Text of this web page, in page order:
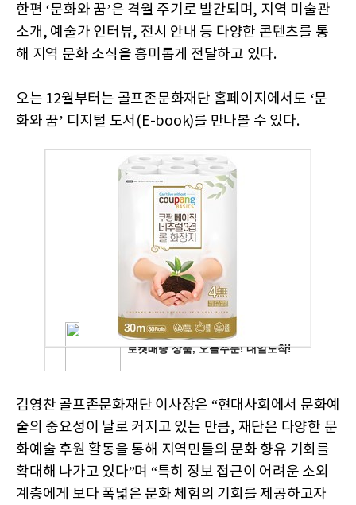
한편 ‘문화와 꿈’은 격월 주기로 발간되며, 지역 미술관
소개, 예술가 인터뷰, 전시 안내 등 다양한 콘텐츠를 통
해 지역 문화 소식을 흥미롭게 전달하고 있다.
오는 12월부터는 골프존문화재단 홈페이지에서도 ‘문
화와 꿈’ 디지털 도서(E-book)를 만나볼 수 있다.
김영찬 골프존문화재단 이사장은 “현대사회에서 문화예
술의 중요성이 날로 커지고 있는 만큼, 재단은 다양한 문
화예술 후원 활동을 통해 지역민들의 문화 향유 기회를
확대해 나가고 있다”며 “특히 정보 접근이 어려운 소외
계층에게 보다 폭넓은 문화 체험의 기회를 제공하고자